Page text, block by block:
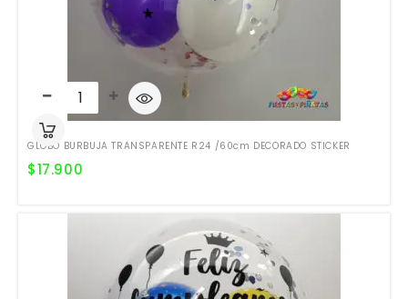
GLOBO BURBUJA TRANSPARENTE R24 /60cm DECORADO STICKER
$17.900